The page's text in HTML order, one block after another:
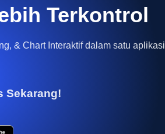
Terkontrol
& Chart Interaktif dalam satu aplikasi
Sekarang!